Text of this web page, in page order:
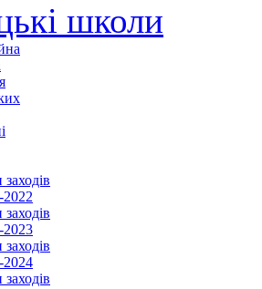
школи
2022
2023
2024